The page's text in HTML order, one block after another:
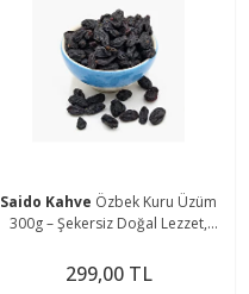
Saido Kahve Özbek Kuru Üzüm
300g – Şekersiz Doğal Lezzet,
299,00 TL